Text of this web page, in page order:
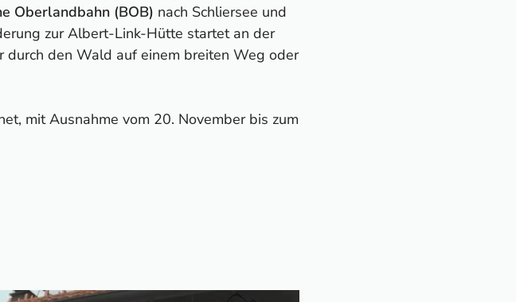
Oberlandbahn (BOB) nach Schliersee und
zur Albert-Link-Hütte startet an der
durch den Wald auf einem breiten Weg oder
mit Ausnahme vom 20. November bis zum